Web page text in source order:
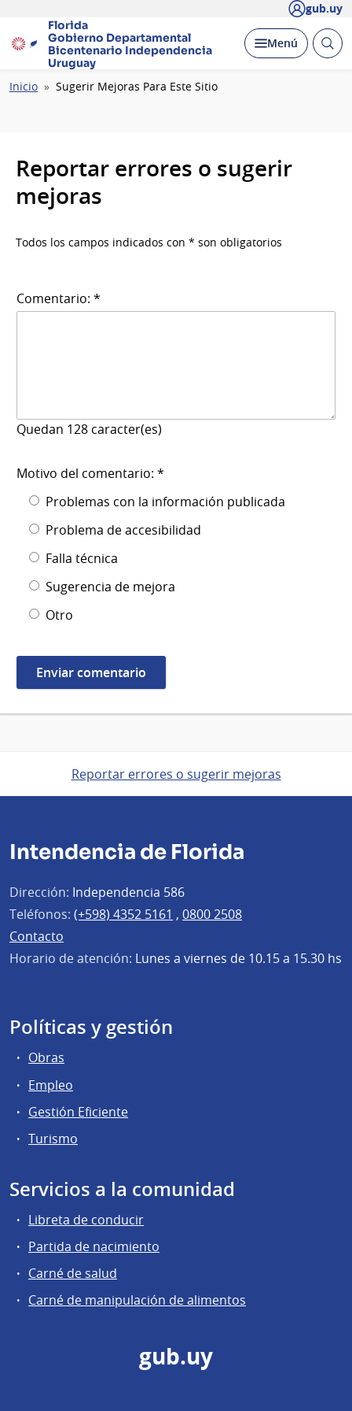
gub.uy
Florida
Gobierno Departamental
Bicentenario Independencia
Uruguay
Desplegar
Menú Abrir
Ruta
Inicio Sugerir Mejoras Para Este Sitio
Reportar errores o sugerir
mejoras
Todos los campos indicados con * son obligatorios
Comentario: *
Quedan 128 caracter(es)
Motivo del comentario: *
Problemas con la información publicada
Problema de accesibilidad
Falla técnica
Sugerencia de mejora
Otro
Reportar errores o sugerir mejoras
Intendencia de Florida
Dirección: Independencia 586
Teléfonos: (+598) 4352 5161 , 0800 2508
Contacto
Horario de atención: Lunes a viernes de 10.15 a 15.30 hs
Políticas y gestión
Obras
Empleo
Gestión Eficiente
Turismo
Servicios a la comunidad
Libreta de conducir
Partida de nacimiento
Carné de salud
Carné de manipulación de alimentos
gub.uy